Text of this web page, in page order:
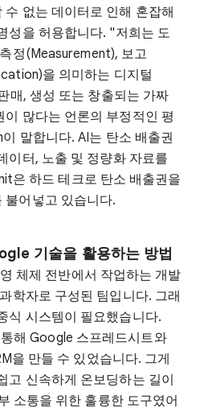
없는 데이터로 인해 혼잡해
성을 허용합니다. "저희는 도
정(Measurement), 보고
을 의미하는 디지털
매, 생성 또는 창출되는 가짜
많다는 언론의 부정적인 평
말합니다. AI는 탄소 배출권
이터, 노출 및 정량화 자료를
은 하드 테크로 탄소 배출권을
불어넣고 있습니다.
기술을 활용하는 방법
체제 전반에서 작업하는 개발
학자로 구성된 팀입니다. 그래
식 시스템이 필요했습니다.
해 Google 스프레드시트와
을 만들 수 있었습니다. 그게
고 신속하게 온보딩하는 길이
소통을 위한 훌륭한 도구였어